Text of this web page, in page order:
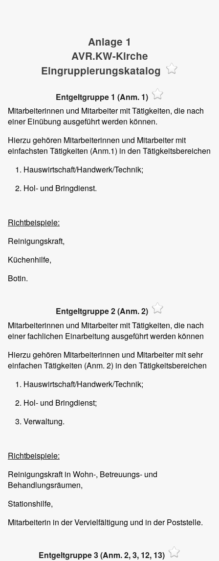
Anlage 1
AVR.KW-Kirche
Eingruppierungskatalog
Entgeltgruppe 1 (Anm. 1)
Mitarbeiterinnen und Mitarbeiter mit Tätigkeiten, die nach
einer Einübung ausgeführt werden können.
Hierzu gehören Mitarbeiterinnen und Mitarbeiter mit
einfachsten Tätigkeiten (Anm.1) in den Tätigkeitsbereichen
Hauswirtschaft/Handwerk/Technik;
Hol- und Bringdienst.
Richtbeispiele:
Reinigungskraft,
Küchenhilfe,
Botin.
Entgeltgruppe 2 (Anm. 2)
Mitarbeiterinnen und Mitarbeiter mit Tätigkeiten, die nach
einer fachlichen Einarbeitung ausgeführt werden können
Hierzu gehören Mitarbeiterinnen und Mitarbeiter mit sehr
einfachen Tätigkeiten (Anm. 2) in den Tätigkeitsbereichen
Hauswirtschaft/Handwerk/Technik;
Hol- und Bringdienst;
Verwaltung.
Richtbeispiele:
Reinigungskraft in Wohn-, Betreuungs- und
Behandlungsräumen,
Stationshilfe,
Mitarbeiterin in der Vervielfältigung und in der Poststelle.
Entgeltgruppe 3 (Anm. 2, 3, 12, 13)